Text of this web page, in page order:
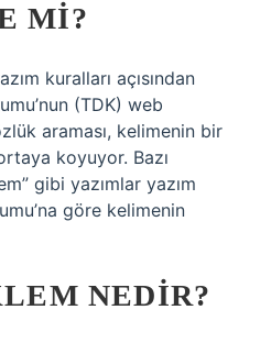
MI?
kuralları açısından
(TDK) web
araması, kelimenin bir
koyuyor. Bazı
gibi yazımlar yazım
göre kelimenin
NEDIR?